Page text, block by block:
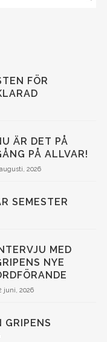
FÖR
ÄR DET PÅ
PÅ ALLVAR!
2026
SEMESTER
MED
NYE
juni, 2026
GRIPENS